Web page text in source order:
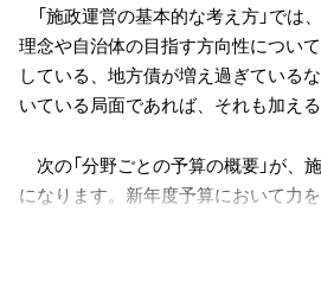
「施政運営の基本的な考え方」では
理念や自治体の目指す方向性につい
している、地方債が増え過ぎている
いている局面であれば、それも加える
次の「分野ごとの予算の概要」が、
になります。新年度予算において力